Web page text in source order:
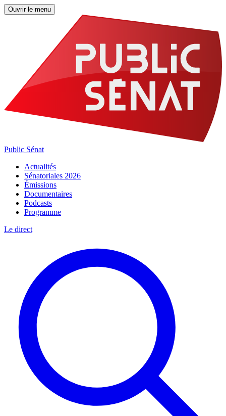
Ouvrir le menu
Public Sénat
Actualités
Sénatoriales 2026
Émissions
Documentaires
Podcasts
Programme
Le direct